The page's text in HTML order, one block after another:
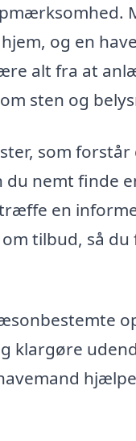
og en
alt fra at
sten og
som
nemt finde
en
tilbud, så du
klargøre